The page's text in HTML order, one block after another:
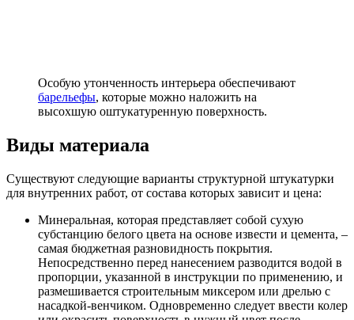
Особую утонченность интерьера обеспечивают
барельефы, которые можно наложить на
высохшую оштукатуренную поверхность.
Виды материала
Существуют следующие варианты структурной штукатурки
для внутренних работ, от состава которых зависит и цена:
Минеральная, которая представляет собой сухую
субстанцию белого цвета на основе извести и цемента, –
самая бюджетная разновидность покрытия.
Непосредственно перед нанесением разводится водой в
пропорции, указанной в инструкции по применению, и
размешивается строительным миксером или дрелью с
насадкой-венчиком. Одновременно следует ввести колер